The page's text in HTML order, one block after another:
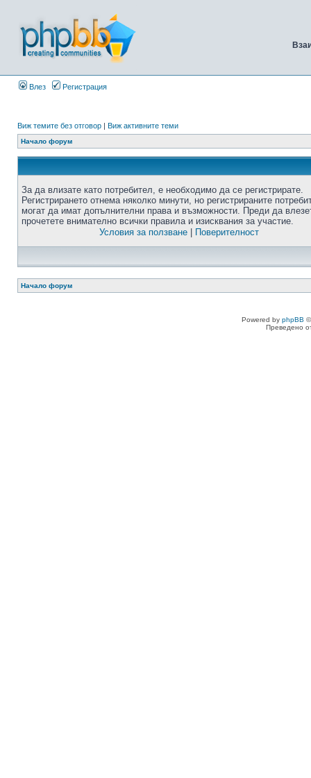
Влез Регистрация
Виж темите без отговор | Виж активните теми
Начало форум
За да влизате като потребител, е необходимо да се регистрирате.
Регистрирането отнема няколко минути, но регистрираните
могат да имат допълнителни права и възможности. Преди да
прочетете внимателно всички правила и изисквания за участие.
Условия за ползване| Поверителност
Начало форум
Powered by phpBB
Преведено